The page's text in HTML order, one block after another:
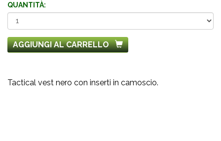
QUANTITÀ:
AGGIUNGI AL CARRELLO
Tactical vest nero con inserti in camoscio.